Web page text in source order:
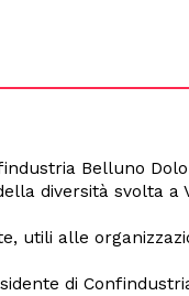
Belluno
diversità svolta a
utili alle
di